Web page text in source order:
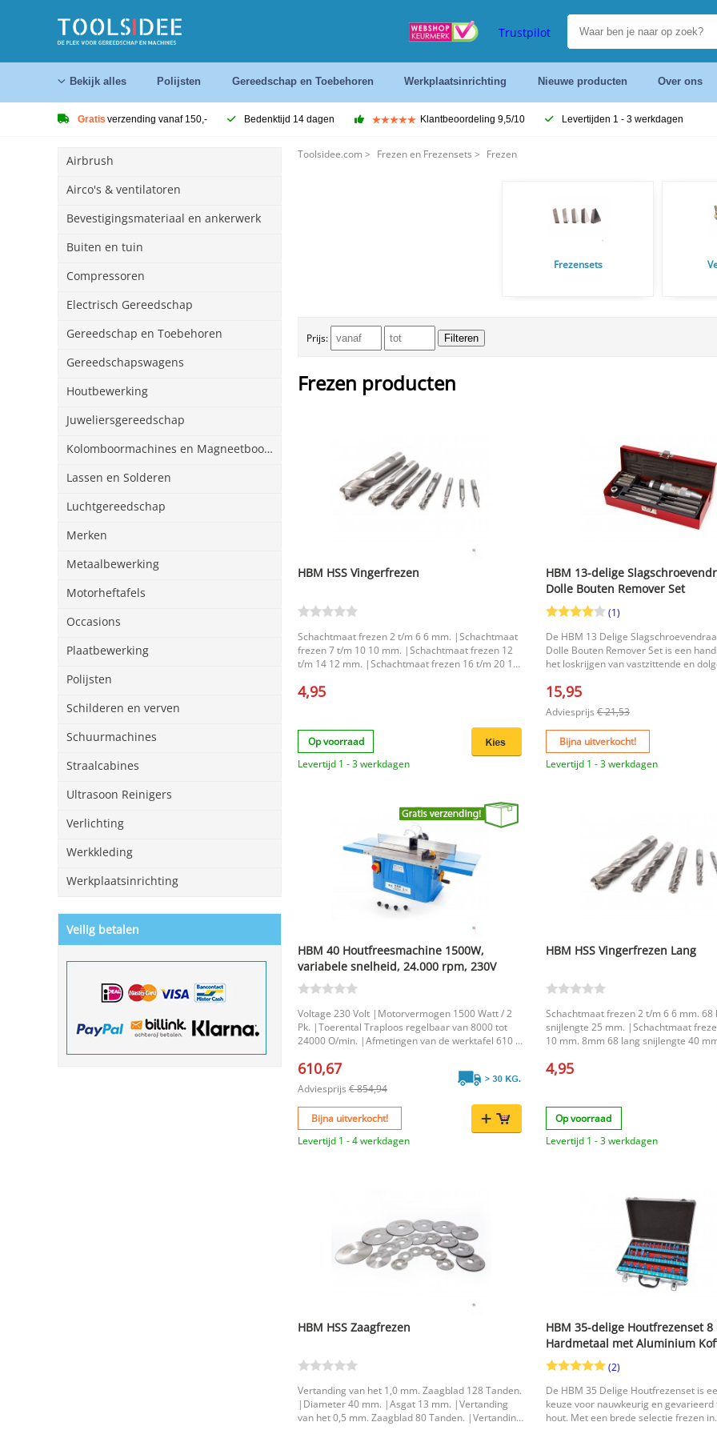
Trustpilot
Bekijk alles Polijsten Gereedschap en Toebehoren Werkplaatsinrichting Nieuwe producten Over ons
Gratis verzending vanaf 150,- Bedenktijd 14 dagen Klantbeoordeling 9,5/10 Levertijden 1 - 3 werkdagen
Airbrush
Airco's & ventilatoren
Bevestigingsmateriaal en ankerwerk
Buiten en tuin
Compressoren
Electrisch Gereedschap
Gereedschap en Toebehoren
Gereedschapswagens
Houtbewerking
Juweliersgereedschap
Kolomboormachines en Magneetboormachines
Lassen en Solderen
Luchtgereedschap
Merken
Metaalbewerking
Motorheftafels
Occasions
Plaatbewerking
Polijsten
Schilderen en verven
Schuurmachines
Straalcabines
Ultrasoon Reinigers
Verlichting
Werkkleding
Werkplaatsinrichting
Veilig betalen
Toolsidee.com > Frezen en Frezensets > Frezen
Frezensets
Prijs:
Frezen producten
HBM HSS Vingerfrezen
Schachtmaat frezen 2 t/m 6 6 mm. |Schachtmaat
frezen 7 t/m 10 10 mm. |Schachtmaat frezen 12
t/m 14 12 mm. |Schachtmaat frezen 16 t/m 20 16
4,95
Op voorraad
Levertijd 1 - 3 werkdagen
HBM 13-delige
Dolle Bouten Remover Set
(1)
De HBM 13 Delige
Dolle Bouten Remover Set is een
het loskrijgen van vastzittende en
werk bemoeilijken, biedt deze set een
gereedschappen in de set heb je alles
om snel en doelgericht aan de slag te
Belangrijkste voordelen Geschikt voor het
losmaken van dolgedraaide en
Praktische set voor gebruik in lastige
wanneer bouten niet meer los willen
functionele aanvulling op elke
gereedschapsuitrusting.
15,95
Adviesprijs € 21,53
Bijna uitverkocht!
Levertijd 1 - 3 werkdagen
HBM 40 Houtfreesmachine 1500W,
variabele snelheid, 24.000 rpm, 230V
Voltage 230 Volt |Motorvermogen 1500 Watt / 2
Pk. |Toerental Traploos regelbaar van 8000 tot
24000 O/min. |Afmetingen van de werktafel 610 x
610,67
Adviesprijs € 854,94
Bijna uitverkocht!
Levertijd 1 - 4 werkdagen
HBM HSS Vingerfrezen Lang
Schachtmaat frezen 2 t/m 6 6 mm. 68
snijlengte 25 mm. |Schachtmaat
10 mm. 8mm 68 lang snijlengte 40
lang snijlengte 56 mm. |Schachtmaat
4,95
Op voorraad
Levertijd 1 - 3 werkdagen
HBM HSS Zaagfrezen
Vertanding van het 1,0 mm. Zaagblad 128 Tanden.
|Diameter 40 mm. |Asgat 13 mm. |Vertanding
van het 0,5 mm. Zaagblad 80 Tanden. |Vertanding
HBM 35-delige Houtfrezenset 8
Hardmetaal met Aluminium
(2)
De HBM 35 Delige Houtfrezenset is
keuze voor nauwkeurig en
hout. Met een brede selectie frezen in